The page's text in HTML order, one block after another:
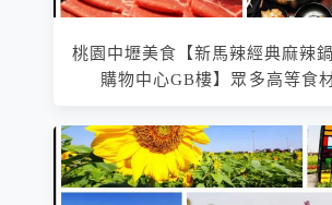
桃園中壢美食【新馬辣經典麻辣
購物中心GB樓】眾多高等食